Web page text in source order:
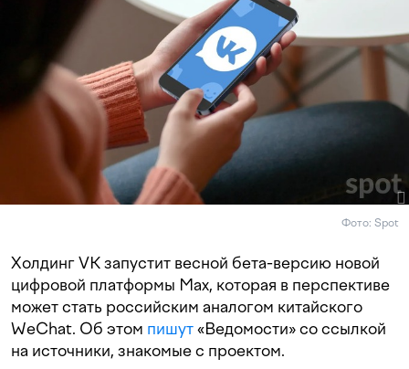
Фото: Spot
Холдинг VK запустит весной бета-версию новой
цифровой платформы Max, которая в перспективе
может стать российским аналогом китайского
WeChat. Об этом пишут«Ведомости» со ссылкой
на источники, знакомые с проектом.